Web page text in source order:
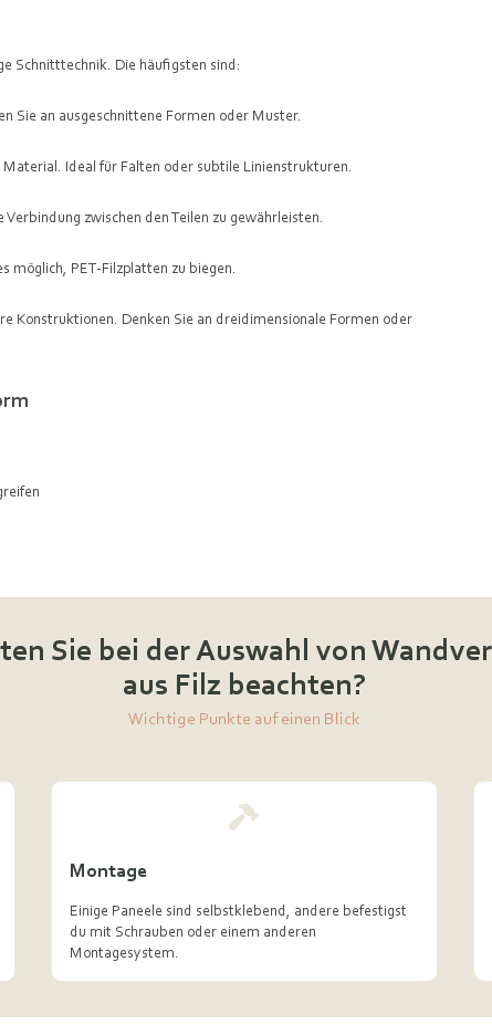
Schnitttechnik. Die häufigsten sind:
Sie an ausgeschnittene Formen oder Muster.
Ideal für Falten oder subtile Linienstrukturen.
zwischen den Teilen zu gewährleisten.
möglich, PET-Filzplatten zu biegen.
Konstruktionen. Denken Sie an dreidimensionale Formen oder
Sie bei der Auswahl von
aus Filz beachten?
Wichtige Punkte auf einen Blick
Montage
Einige Paneele sind selbstklebend, andere befestigst
du mit Schrauben oder einem anderen
Montagesystem.